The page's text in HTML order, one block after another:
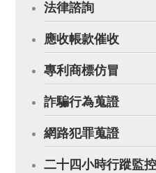
法律諮詢
應收帳款催收
專利商標仿冒
詐騙行為蒐證
網路犯罪蒐證
二十四小時行蹤監控